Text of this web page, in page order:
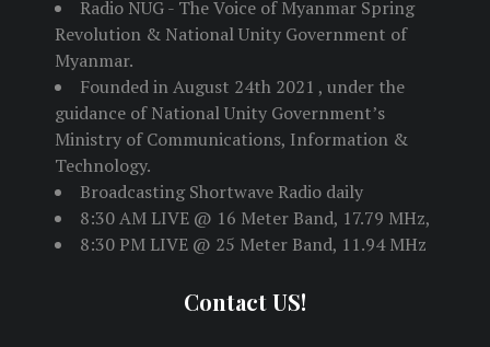
Radio NUG - The Voice of Myanmar Spring
Revolution & National Unity Government of
Myanmar.
Founded in August 24th 2021 , under the
guidance of National Unity Government’s
Ministry of Communications, Information &
Technology.
Broadcasting Shortwave Radio daily
8:30 AM LIVE @ 16 Meter Band, 17.79 MHz,
8:30 PM LIVE @ 25 Meter Band, 11.94 MHz
Contact US!